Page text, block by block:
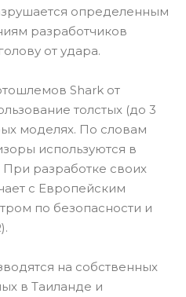
определенным
разработчиков
от удара.
Shark от
толстых (до 3
моделях. По словам
используются в
разработке своих
с Европейским
по безопасности и
на собственных
в Таиланде и